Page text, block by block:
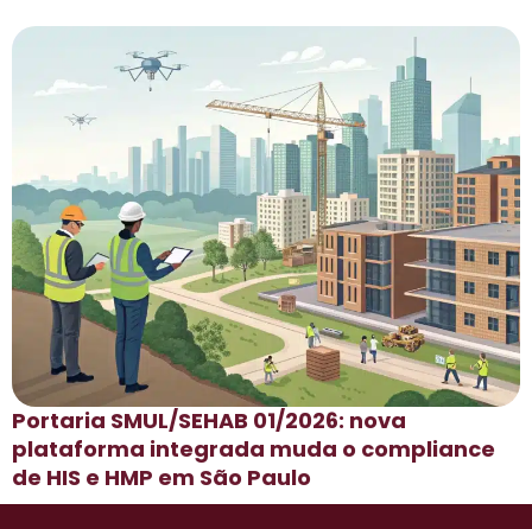
Portaria SMUL/SEHAB 01/2026: nova
plataforma integrada muda o compliance
de HIS e HMP em São Paulo